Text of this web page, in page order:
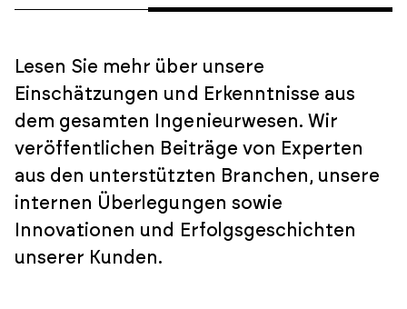
Lesen Sie mehr über unsere
Einschätzungen und Erkenntnisse aus
dem gesamten Ingenieurwesen. Wir
veröffentlichen Beiträge von Experten
aus den unterstützten Branchen, unsere
internen Überlegungen sowie
Innovationen und Erfolgsgeschichten
unserer Kunden.